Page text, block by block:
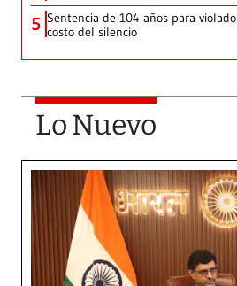
5 Sentencia de 104 años para
costo del silencio
Lo Nuevo